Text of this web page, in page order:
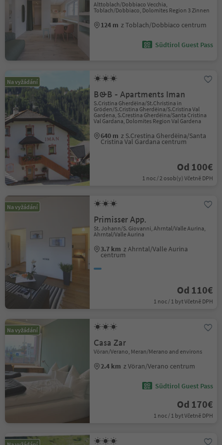
Alttoblach/Dobbiaco Vecchia,
Toblach/Dobbiaco, Dolomites Region 3 Zinnen
124 m z Toblach/Dobbiaco centrum
Südtirol Guest Pass
Na vyžádání
B&B - Apartments Iman
S.Cristina Gherdëina/St.Christina in
Gröden/S.Cristina Gherdëina/S.Cristina Val
Gardena, S.Crestina Gherdëina/Santa Cristina
Val Gardana, Dolomites Region Val Gardena
640 m z S.Crestina Gherdëina/Santa
Cristina Val Gardana centrum
Od 100€
1 noc / 2 osob(y) Včetně DPH
Na vyžádání
Primisser App.
St. Johann/S. Giovanni, Ahrntal/Valle Aurina,
Ahrntal/Valle Aurina
3.7 km z Ahrntal/Valle Aurina
centrum
Od 110€
1 noc / 1 byt Včetně DPH
Na vyžádání
Casa Zar
Vöran/Verano, Meran/Merano and environs
2.4 km z Vöran/Verano centrum
Südtirol Guest Pass
Od 170€
1 noc / 1 byt Včetně DPH